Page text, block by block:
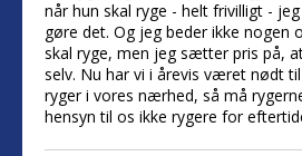
når hun skal ryge - helt frivilligt -
gøre det. Og jeg beder ikke nogen
skal ryge, men jeg sætter pris på,
selv. Nu har vi i årevis været nødt
ryger i vores nærhed, så må
hensyn til os ikke rygere for